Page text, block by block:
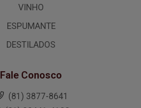
VINHO
ESPUMANTE
DESTILADOS
Fale Conosco
(81) 3877-8641